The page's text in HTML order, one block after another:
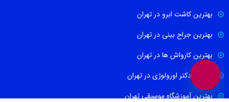
بهترین کاشت ابرو در تهران
بهترین جراح بینی در تهران
بهترین کارواش ها در تهران
بهترین دکتر اورولوژی در تهران
بهترین آموزشگاه موسیقی تهران